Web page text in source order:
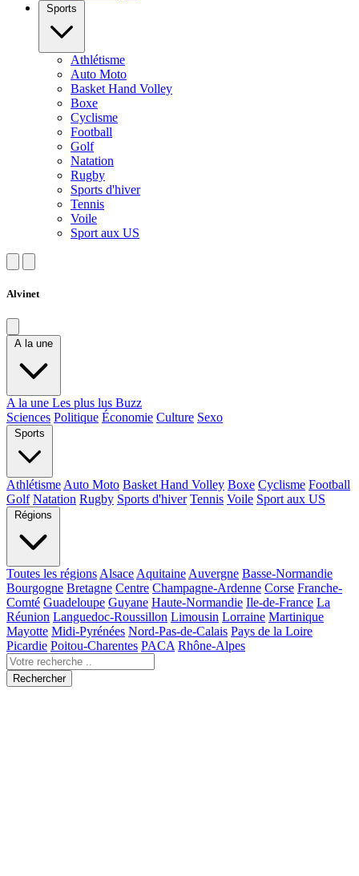
Sports
Athlétisme
Auto Moto
Basket Hand Volley
Boxe
Cyclisme
Football
Golf
Natation
Rugby
Sports d'hiver
Tennis
Voile
Sport aux US
Alvinet
A la une
A la une Les plus lus Buzz
Sciences Politique Économie Culture Sexo
Sports
Athlétisme Auto Moto Basket Hand Volley Boxe Cyclisme Football
Golf Natation Rugby Sports d'hiver Tennis Voile Sport aux US
Régions
Toutes les régions Alsace Aquitaine Auvergne Basse-Normandie
Bourgogne Bretagne Centre Champagne-Ardenne Corse Franche-
Comté Guadeloupe Guyane Haute-Normandie Ile-de-France La
Réunion Languedoc-Roussillon Limousin Lorraine Martinique
Mayotte Midi-Pyrénées Nord-Pas-de-Calais Pays de la Loire
Picardie Poitou-Charentes PACA Rhône-Alpes
Rechercher